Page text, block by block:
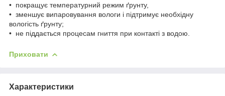
• покращує температурний режим ґрунту,
• зменшує випаровування вологи і підтримує необхідну
вологість ґрунту;
• не піддається процесам гниття при контакті з водою.
Приховати
Характеристики